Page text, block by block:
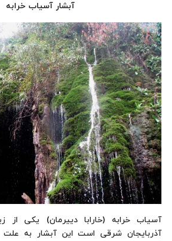
آبشار آسیاب خرابه
آسیاب خرابه (خارابا دییرمان) یكی از
آذربایجان شرقی است این آبشار به